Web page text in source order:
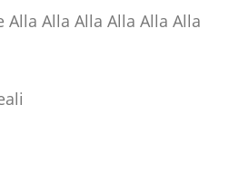
Alla Alla Alla Alla Alla Alla